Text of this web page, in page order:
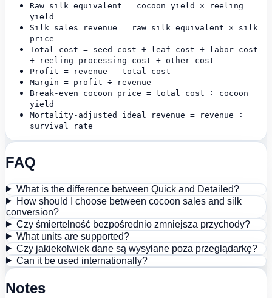
Raw silk equivalent = cocoon yield × reeling
yield
Silk sales revenue = raw silk equivalent × silk
price
Total cost = seed cost + leaf cost + labor cost
+ reeling processing cost + other cost
Profit = revenue - total cost
Margin = profit ÷ revenue
Break-even cocoon price = total cost ÷ cocoon
yield
Mortality-adjusted ideal revenue = revenue ÷
survival rate
FAQ
What is the difference between Quick and Detailed?
How should I choose between cocoon sales and silk
conversion?
Czy śmiertelność bezpośrednio zmniejsza przychody?
What units are supported?
Czy jakiekolwiek dane są wysyłane poza przeglądarkę?
Can it be used internationally?
Notes